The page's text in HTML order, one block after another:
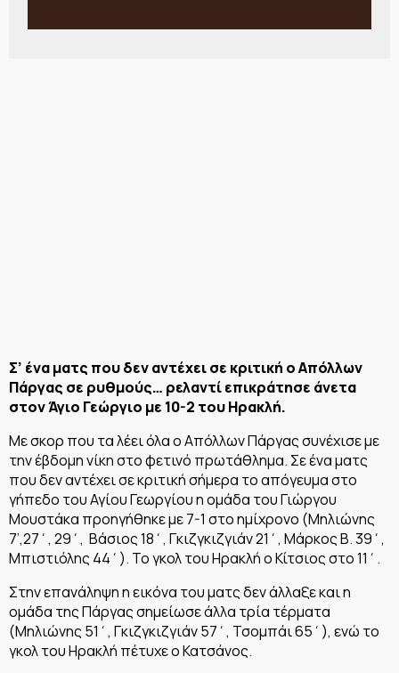
Σ’ ένα ματς που δεν αντέχει σε κριτική ο Απόλλων
Πάργας σε ρυθμούς… ρελαντί επικράτησε άνετα
στον Άγιο Γεώργιο με 10-2 του Ηρακλή.
Με σκορ που τα λέει όλα ο Απόλλων Πάργας συνέχισε με
την έβδομη νίκη στο φετινό πρωτάθλημα. Σε ένα ματς
που δεν αντέχει σε κριτική σήμερα το απόγευμα στο
γήπεδο του Αγίου Γεωργίου η ομάδα του Γιώργου
Μουστάκα προηγήθηκε με 7-1 στο ημίχρονο (Μηλιώνης
7’,27΄, 29΄, Βάσιος 18΄, Γκιζγκιζγιάν 21΄, Μάρκος Β. 39΄,
Μπιστιόλης 44΄). Το γκολ του Ηρακλή ο Κίτσιος στο 11΄.
Στην επανάληψη η εικόνα του ματς δεν άλλαξε και η
ομάδα της Πάργας σημείωσε άλλα τρία τέρματα
(Μηλιώνης 51΄, Γκιζγκιζγιάν 57΄, Τσομπάι 65΄), ενώ το
γκολ του Ηρακλή πέτυχε ο Κατσάνος.